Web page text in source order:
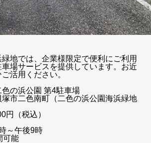
地では、企業様限定で便利にご利用
場サービスを提供しています。お近
活用ください。
色の浜公園 第4駐車場
市二色南町（二色の浜公園海浜緑地
円（税込）
～午後9時
可能